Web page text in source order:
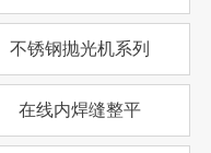
不锈钢抛光机系列
在线内焊缝整平